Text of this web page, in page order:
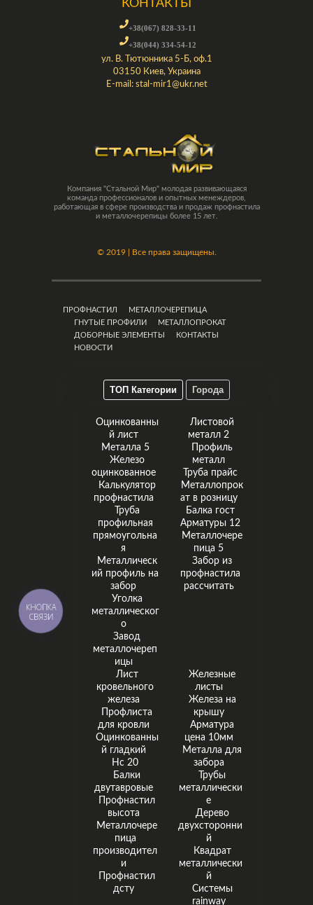
КОНТАКТЫ
+38(067) 828-33-11
+38(044) 334-54-12
ул. В. Тютюнника 5-Б, оф.1
03150 Киев, Украина
E-mail: stal-mir1@ukr.net
Компания "Стальной Мир" молодая развивающаяся
команда профессионалов и опытных менеждеров,
работающая в сфере производства и продаж профнастила
и металлочерепицы более 15 лет.
© 2019 | Все права защищены.
ПРОФНАСТИЛ
МЕТАЛЛОЧЕРЕПИЦА
ГНУТЫЕ ПРОФИЛИ
МЕТАЛЛОПРОКАТ
ДОБОРНЫЕ ЭЛЕМЕНТЫ
КОНТАКТЫ
НОВОСТИ
ТОП Категории Города
Оцинкованны
й лист
Металла 5
Железо
оцинкованное
Калькулятор
профнастила
Труба
профильная
прямоугольна
я
Металлическ
ий профиль на
забор
Уголка
металлическог
о
Завод
металлочереп
ицы
Листовой
металл 2
Профиль
металл
Труба прайс
Металлопрок
ат в розницу
Балка гост
Арматуры 12
Металлочере
пица 5
Забор из
профнастила
рассчитать
Лист
кровельного
железа
Профлиста
для кровли
Оцинкованны
й гладкий
Нс 20
Балки
двутавровые
Профнастил
высота
Металлочере
пица
производител
и
Профнастил
дсту
Железные
листы
Железа на
крышу
Арматура
цена 10мм
Металла для
забора
Трубы
металлически
е
Дерево
двухсторонни
й
Квадрат
металлически
й
Системы
rainway
КНОПКА
СВЯЗИ